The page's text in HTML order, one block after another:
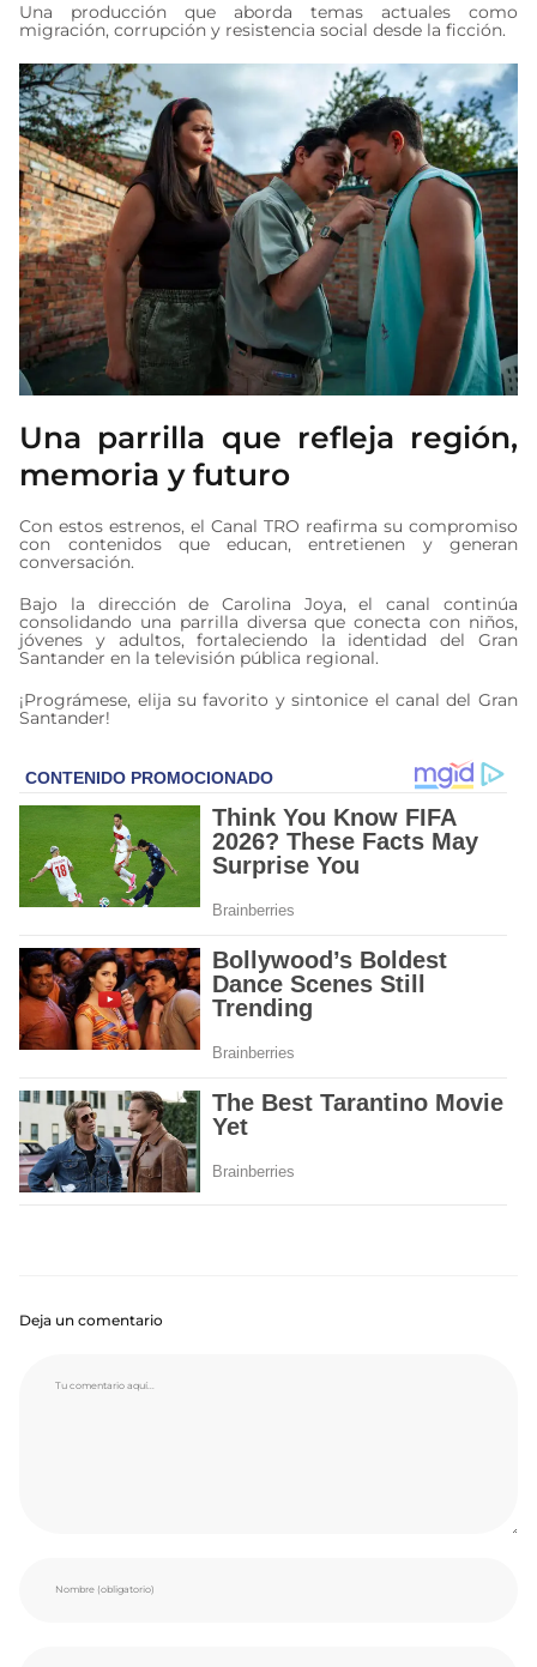
Una producción que aborda temas actuales como
migración, corrupción y resistencia social desde la ficción.
Una parrilla que refleja región,
memoria y futuro
Con estos estrenos, el Canal TRO reafirma su compromiso
con contenidos que educan, entretienen y generan
conversación.
Bajo la dirección de Carolina Joya, el canal continúa
consolidando una parrilla diversa que conecta con niños,
jóvenes y adultos, fortaleciendo la identidad del Gran
Santander en la televisión pública regional.
¡Prográmese, elija su favorito y sintonice el canal del Gran
Santander!
Deja un comentario